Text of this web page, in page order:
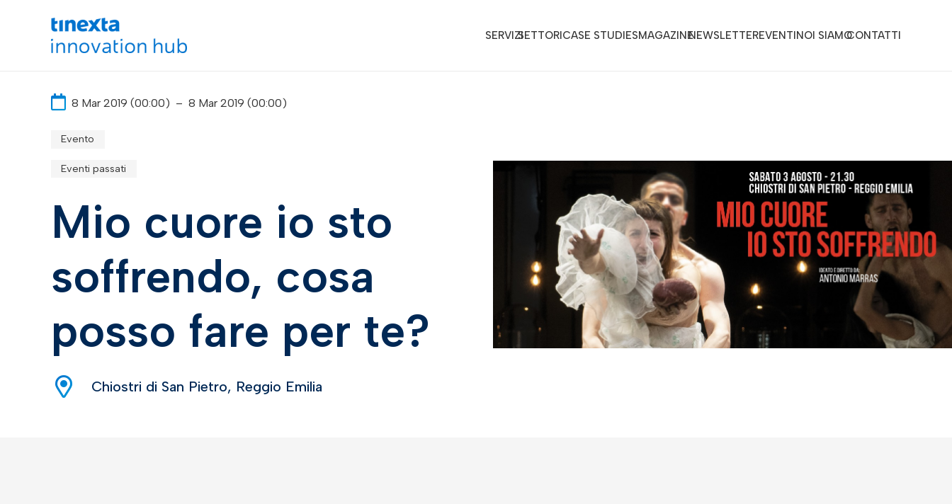
SERVIZISETTORICASE STUDIESMAGAZINENEWSLETTEREVENTINOI SIAMOCONTATTI
8 Mar 2019 (00:00) – 8 Mar 2019 (00:00)
Evento
Eventi passati
Mio cuore io sto
soffrendo, cosa
posso fare per te?
Chiostri di San Pietro, Reggio Emilia